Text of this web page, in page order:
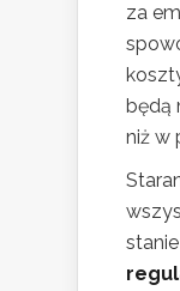
za
będą
niż w